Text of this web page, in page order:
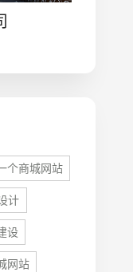
个商城网站
计
设
网站